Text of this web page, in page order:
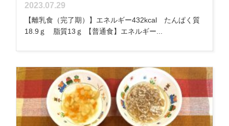
2023.07.29
【離乳食（完了期）】エネルギー432kcal たんぱく質
18.9ｇ 脂質13ｇ 【普通食】エネルギー...